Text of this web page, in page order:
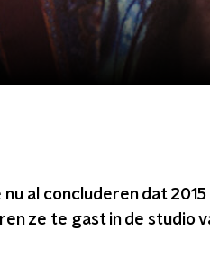
al concluderen dat 2015
ze te gast in de studio